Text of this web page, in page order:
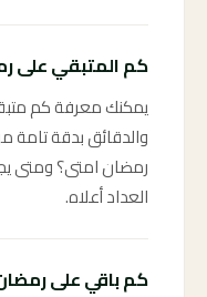
كم المتبقي على
يمكنك معرفة كم
والدقائق بدقة تامة
رمضان امتى؟ ومتى
العداد أعلاه.
كم باقي على